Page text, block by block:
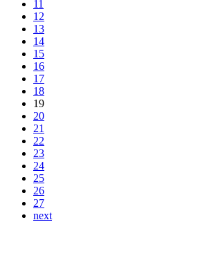
11
12
13
14
15
16
17
18
19
20
21
22
23
24
25
26
27
next